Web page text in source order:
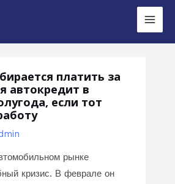
Main
платить за
автокредит в
если тот
рынке
кризис. В феврале он